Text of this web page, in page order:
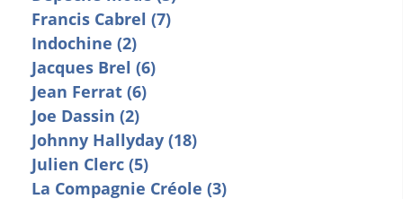
Francis Cabrel (7)
Indochine (2)
Jacques Brel (6)
Jean Ferrat (6)
Joe Dassin (2)
Johnny Hallyday (18)
Julien Clerc (5)
La Compagnie Créole (3)